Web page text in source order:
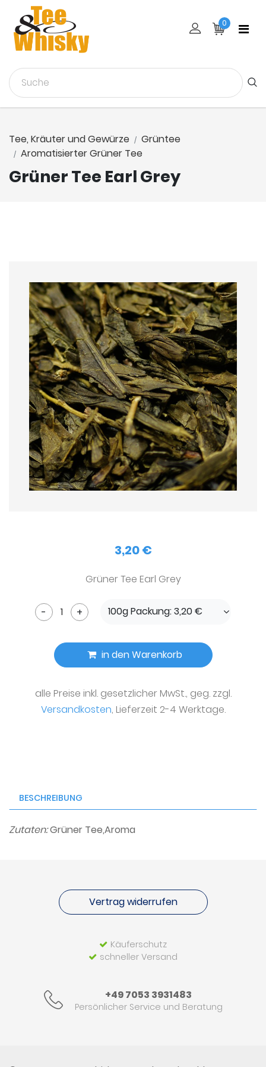
0
Grüner Tee Earl Grey
Tee, Kräuter und Gewürze
Grüntee
Aromatisierter Grüner Tee
3,20 €
Grüner Tee Earl Grey
- + 100g Packung: 3,20 €
in den Warenkorb
alle Preise inkl. gesetzlicher MwSt., geg. zzgl.
Versandkosten, Lieferzeit 2-4 Werktage.
BESCHREIBUNG
Zutaten:Grüner Tee,Aroma
Vertrag widerrufen
Käuferschutz
schneller Versand
+49 7053 3931483
Persönlicher Service und Beratung